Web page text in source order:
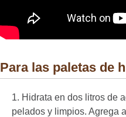
Para las paletas de
Hidrata en dos litros de
pelados y limpios. Agrega